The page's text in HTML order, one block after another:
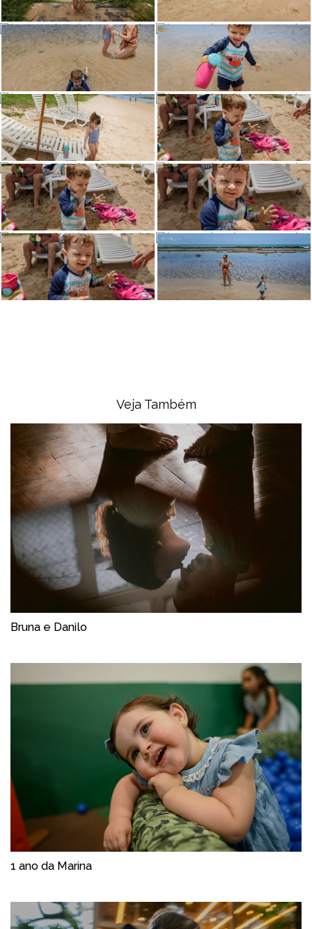
Veja Também
Bruna e Danilo
1 ano da Marina